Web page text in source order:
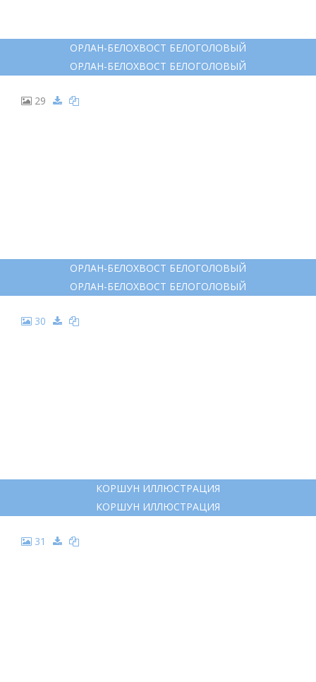
ОРЛАН-БЕЛОХВОСТ БЕЛОГОЛОВЫЙ
ОРЛАН-БЕЛОХВОСТ БЕЛОГОЛОВЫЙ
29
ОРЛАН-БЕЛОХВОСТ БЕЛОГОЛОВЫЙ
ОРЛАН-БЕЛОХВОСТ БЕЛОГОЛОВЫЙ
30
КОРШУН ИЛЛЮСТРАЦИЯ
КОРШУН ИЛЛЮСТРАЦИЯ
31